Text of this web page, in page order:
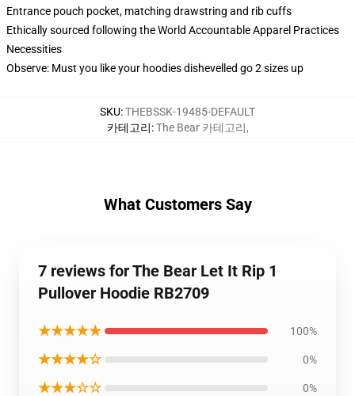
Entrance pouch pocket, matching drawstring and rib cuffs
Ethically sourced following the World Accountable Apparel Practices
Necessities
Observe: Must you like your hoodies dishevelled go 2 sizes up
SKU:THEBSSK-19485-DEFAULT
카테고리:The Bear 카테고리,
What Customers Say
7 reviews for The Bear Let It Rip 1
Pullover Hoodie RB2709
★★★★★ 100%
★★★★☆ 0%
★★★☆☆ 0%